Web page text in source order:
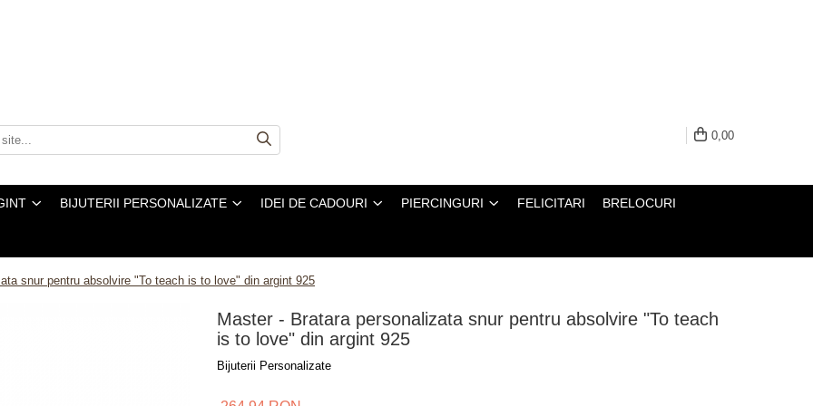
0,00
BIJUTERII PERSONALIZATE IDEI DE CADOURI PIERCINGURI FELICITARI BRELOCURI
snur pentru absolvire "To teach is to love" din argint 925
Master - Bratara personalizata snur pentru absolvire "To teach
is to love" din argint 925
Bijuterii Personalizate